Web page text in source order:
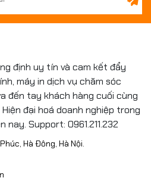
định uy tín và cam kết đẩy
máy in dịch vụ chăm sóc
đến tay khách hàng cuối cùng
đại hoá doanh nghiệp trong
Support: 0961.211.232
Hà Đông, Hà Nội.